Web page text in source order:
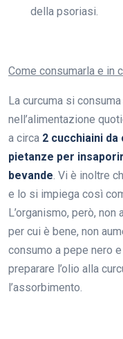
della psoriasi.
Come consumarla e in
La curcuma si
nell’alimentazione
a circa 2 cucchiaini
pietanze per
bevande . Vi è inoltre
e lo si impiega così
L’organismo, però,
per cui è bene, non
consumo a pepe nero
preparare l’olio alla
l’assorbimento.